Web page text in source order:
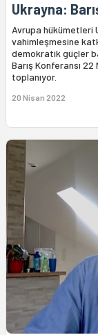
Ukrayna:
Avrupa hükümetleri
vahimleşmesine
demokratik güçler
Barış Konferansı
toplanıyor.
20 Nisan 2022